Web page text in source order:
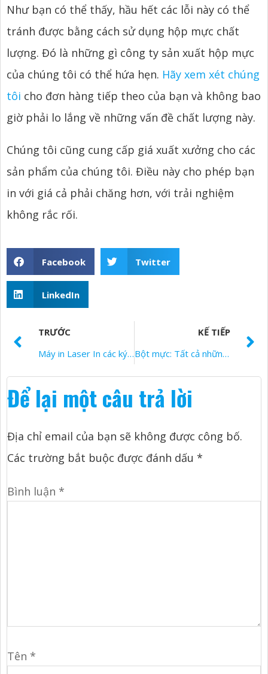
Như bạn có thể thấy, hầu hết các lỗi này có thể
tránh được bằng cách sử dụng hộp mực chất
lượng. Đó là những gì công ty sản xuất hộp mực
của chúng tôi có thể hứa hẹn. Hãy xem xét chúng
tôi cho đơn hàng tiếp theo của bạn và không bao
giờ phải lo lắng về những vấn đề chất lượng này.
Chúng tôi cũng cung cấp giá xuất xưởng cho các
sản phẩm của chúng tôi. Điều này cho phép bạn
in với giá cả phải chăng hơn, với trải nghiệm
không rắc rối.
Facebook Twitter
LinkedIn
TRƯỚC
Máy in Laser In các ký tự bị cắt xén: Nguyên nhân, Giải pháp, và phòng ngừa
KẾ TIẾP
Bột mực: Tất cả những gì bạn chắc chắn muốn biết
Để lại một câu trả lời
Địa chỉ email của bạn sẽ không được công bố.
Các trường bắt buộc được đánh dấu *
Bình luận *
Tên *